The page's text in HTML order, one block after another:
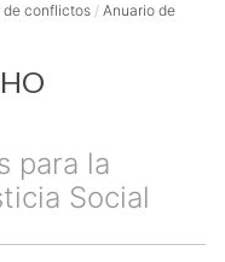
de conflictos / Anuario de
para la
Social